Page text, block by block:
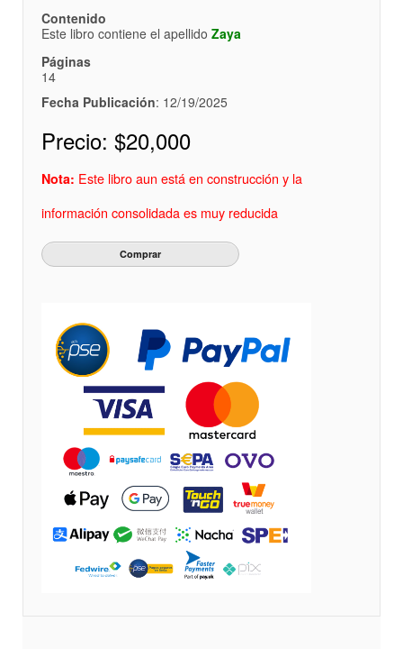
Contenido
Este libro contiene el apellido Zaya
Páginas
14
Fecha Publicación: 12/19/2025
Precio: $20,000
Nota: Este libro aun está en construcción y la
información consolidada es muy reducida